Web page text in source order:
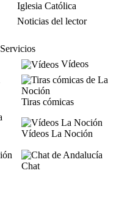
Iglesia Católica
Noticias del lector
Servicios
Vídeos
Tiras cómicas
Vídeos La Noción
Chat